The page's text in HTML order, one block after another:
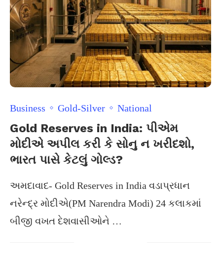
Business Gold-Silver National
Gold Reserves in India: પીએમ
મોદીએ અપીલ કરી કે સોનુ ન ખરીદશો,
ભારત પાસે કેટલું ગોલ્ડ?
અમદાવાદ- Gold Reserves in India વડાપ્રધાન
નરેન્દ્ર મોદીએ(PM Narendra Modi) 24 કલાકમાં
બીજી વખત દેશવાસીઓને …